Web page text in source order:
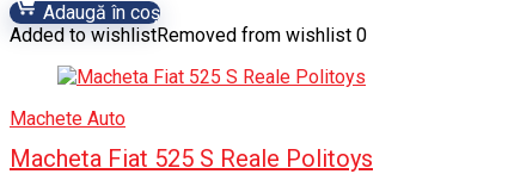
Adaugă în coș
Added to wishlistRemoved from wishlist 0
Machete Auto
Macheta Fiat 525 S Reale Politoys